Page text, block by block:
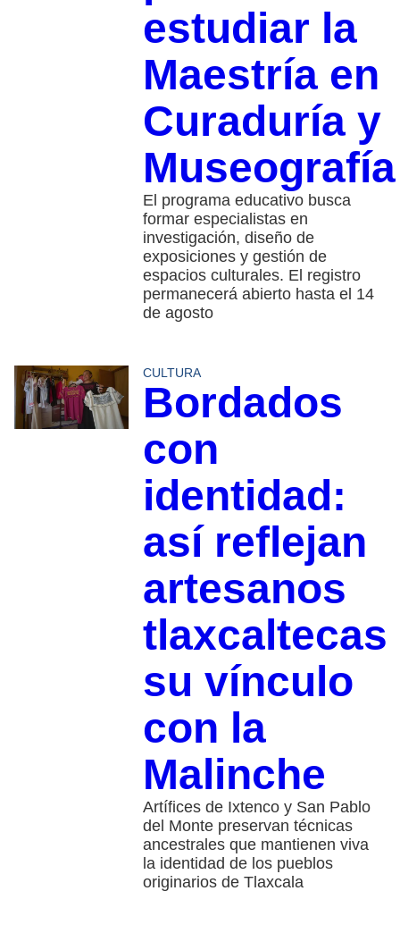
estudiar la
Maestría en
Curaduría y
Museografía
El programa educativo busca
formar especialistas en
investigación, diseño de
exposiciones y gestión de
espacios culturales. El registro
permanecerá abierto hasta el 14
de agosto
CULTURA
Bordados
con
identidad:
así reflejan
artesanos
tlaxcaltecas
su vínculo
con la
Malinche
Artífices de Ixtenco y San Pablo
del Monte preservan técnicas
ancestrales que mantienen viva
la identidad de los pueblos
originarios de Tlaxcala